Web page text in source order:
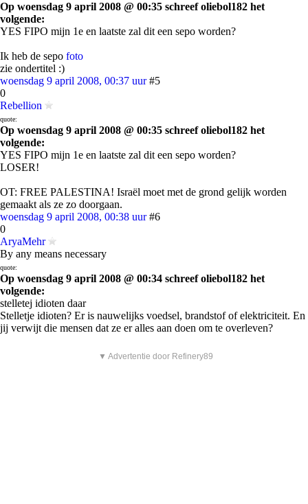
Op woensdag 9 april 2008 @ 00:35 schreef oliebol182 het
volgende:
YES FIPO mijn 1e en laatste zal dit een sepo worden?
Ik heb de sepo foto
zie ondertitel :)
woensdag 9 april 2008, 00:37 uur #5
0
Rebellion
quote:
Op woensdag 9 april 2008 @ 00:35 schreef oliebol182 het
volgende:
YES FIPO mijn 1e en laatste zal dit een sepo worden?
LOSER!
OT: FREE PALESTINA! Israël moet met de grond gelijk worden
gemaakt als ze zo doorgaan.
woensdag 9 april 2008, 00:38 uur #6
0
AryaMehr
By any means necessary
quote:
Op woensdag 9 april 2008 @ 00:34 schreef oliebol182 het
volgende:
stelletej idioten daar
Stelletje idioten? Er is nauwelijks voedsel, brandstof of elektriciteit. En
jij verwijt die mensen dat ze er alles aan doen om te overleven?
▼ Advertentie door Refinery89